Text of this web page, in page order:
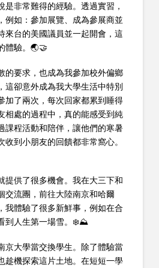
是非常難得的經驗。透過實習，
例如：參加展覽、成為參展商並
來台的美國議員並一起開會，這
體驗。🌏🤝
的要求，也成為我參加校外偏鄉
這卻意外成為我大學生活中特別
加了兩次，每次回家都累到睡得
相處的過程中，真的能感受到純
課程活動和陪伴，讓他們的寒暑
到小朋友的回饋都非常窩心。
提供了很多機會。我在大三下和
交流團，前往大陸南京和哈爾
我體驗了很多新鮮事，例如在合
到人生第一場雪。❄️⛰️
京大學當交換學生。除了體驗當
趁機探索這片土地。在短短一學